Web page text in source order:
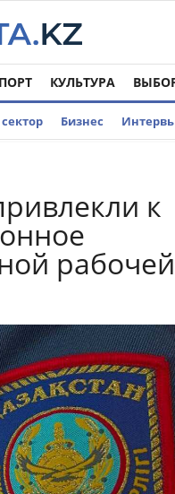
КУЛЬТУРА
Бизнес
к
рабочей